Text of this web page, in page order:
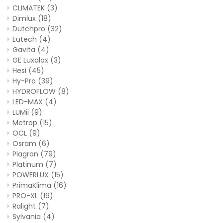
CLIMATEK (3)
Dimlux (18)
Dutchpro (32)
Eutech (4)
Gavita (4)
GE Luxalox (3)
Hesi (45)
Hy-Pro (39)
HYDROFLOW (8)
LED-MAX (4)
LUMii (9)
Metrop (15)
OCL (9)
Osram (6)
Plagron (79)
Platinum (7)
POWERLUX (15)
PrimaKlima (16)
PRO-XL (19)
Ralight (7)
Sylvania (4)